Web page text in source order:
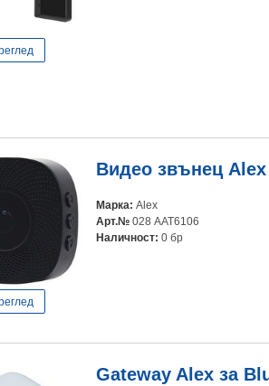
Видео звънец
Марка: Alex
Арт.№ 028 AAT6106
Наличност: 0 бр
Gateway Alex за